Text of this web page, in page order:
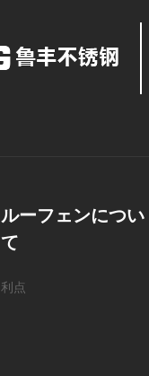
ルーフェンについ
て
利点